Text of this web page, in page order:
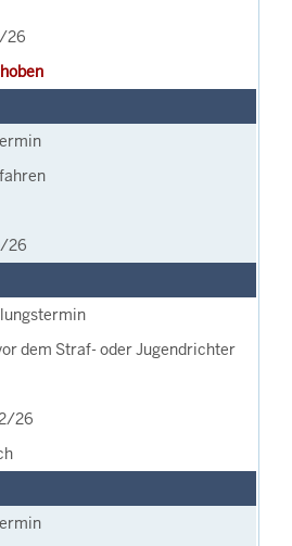
26
26
dem Straf- oder Jugendrichter
26